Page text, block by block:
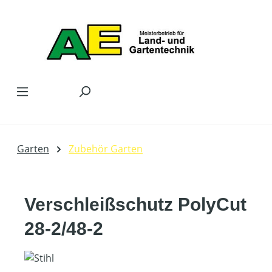
Garten Zubehör Garten
Verschleißschutz PolyCut
28-2/48-2